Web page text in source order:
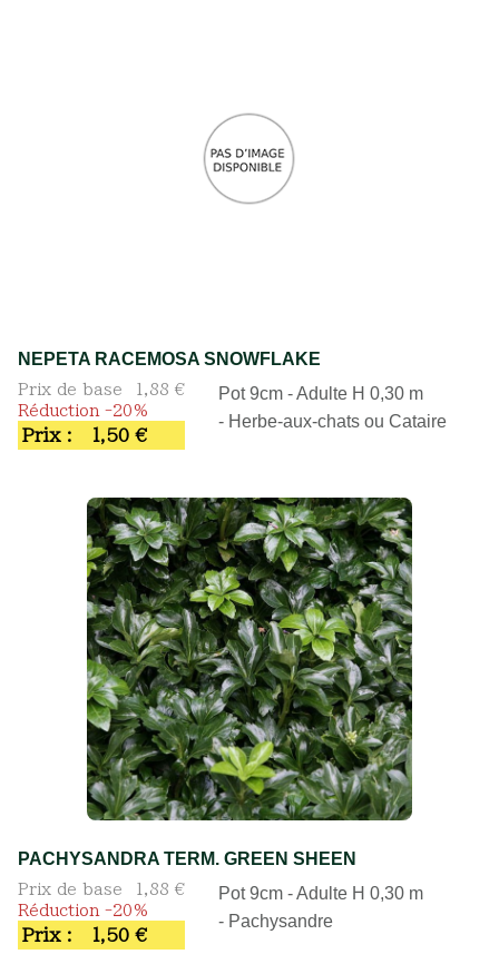
NEPETA RACEMOSA SNOWFLAKE
Prix de base
1,88 €
Réduction -20%
Prix : 1,50 €
Pot 9cm - Adulte H 0,30 m
- Herbe-aux-chats ou Cataire
PACHYSANDRA TERM. GREEN SHEEN
Prix de base
1,88 €
Réduction -20%
Prix : 1,50 €
Pot 9cm - Adulte H 0,30 m
- Pachysandre